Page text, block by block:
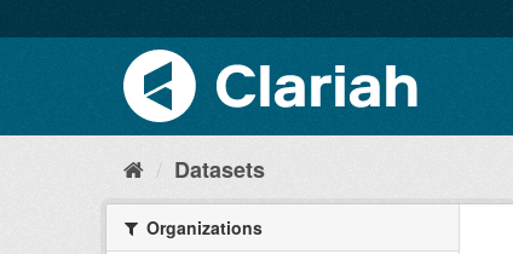
Datasets
Organizations